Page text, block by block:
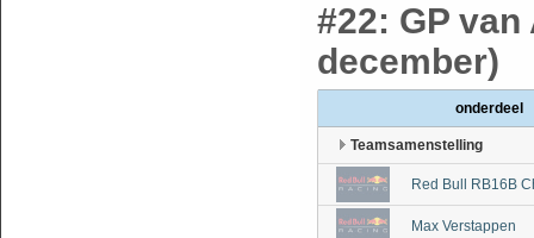
#22: GP
december)
onderdeel
Teamsamenstelling
Red Bull RB16B
Max Verstappen